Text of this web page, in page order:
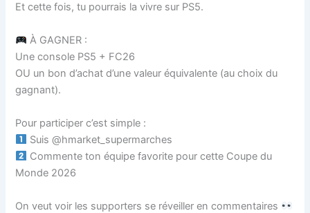
Et cette fois, tu pourrais la vivre sur PS5.
À GAGNER :
Une console PS5 + FC26
OU un bon d’achat d’une valeur équivalente (au choix du
gagnant).
Pour participer c’est simple :
Suis @hmarket_supermarches
Commente ton équipe favorite pour cette Coupe du
Monde 2026
On veut voir les supporters se réveiller en commentaires